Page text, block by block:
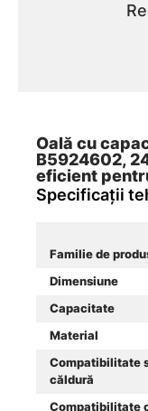
Oală cu
B5924602,
eficient
Specificații
Familie de
Dimensiune
Capacitate
Material
Compatibilitate
căldură
Compatibilitate